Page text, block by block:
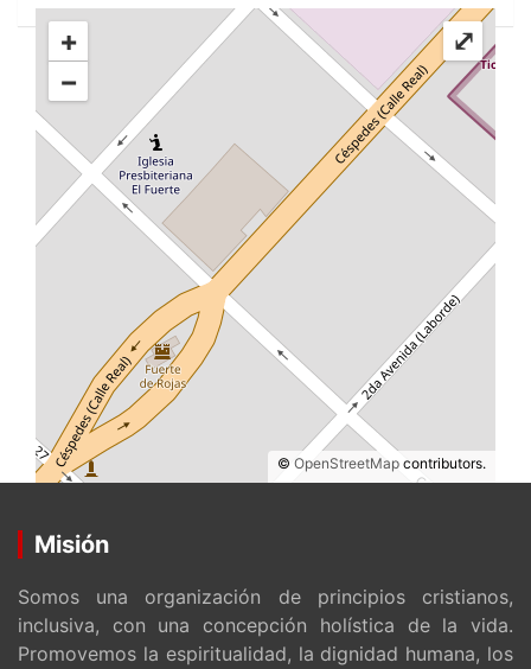
+
−
© OpenStreetMap contributors.
⤢
Misión
Somos una organización de principios cristianos,
inclusiva, con una concepción holística de la vida.
Promovemos la espiritualidad, la dignidad humana, los